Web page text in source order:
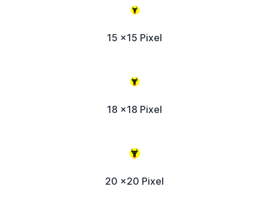
15 x15 Pixel
18 x18 Pixel
20 x20 Pixel